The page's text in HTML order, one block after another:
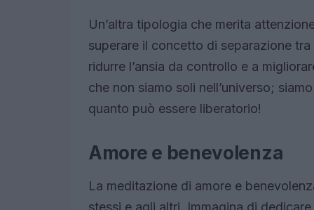
Un’altra tipologia che merita
superare il concetto di separazione
ridurre l’ansia da controllo e a
che non siamo soli nell’universo;
quanto può essere liberatorio!
Amore e benevolenza
La meditazione di amore e